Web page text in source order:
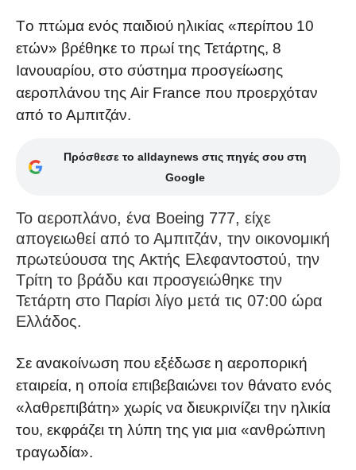
Tο πτώμα ενός παιδιού ηλικίας «περίπου 10
ετών» βρέθηκε το πρωί της Τετάρτης, 8
Ιανουαρίου, στο σύστημα προσγείωσης
αεροπλάνου της Air France που προερχόταν
από το Αμπιτζάν.
Πρόσθεσε το alldaynews στις πηγές σου στη
Google
Το αεροπλάνο, ένα Boeing 777, είχε
απογειωθεί από το Αμπιτζάν, την οικονομική
πρωτεύουσα της Ακτής Ελεφαντοστού, την
Τρίτη το βράδυ και προσγειώθηκε την
Τετάρτη στο Παρίσι λίγο μετά τις 07:00 ώρα
Ελλάδος.
Σε ανακοίνωση που εξέδωσε η αεροπορική
εταιρεία, η οποία επιβεβαιώνει τον θάνατο ενός
«λαθρεπιβάτη» χωρίς να διευκρινίζει την ηλικία
του, εκφράζει τη λύπη της για μια «ανθρώπινη
τραγωδία».